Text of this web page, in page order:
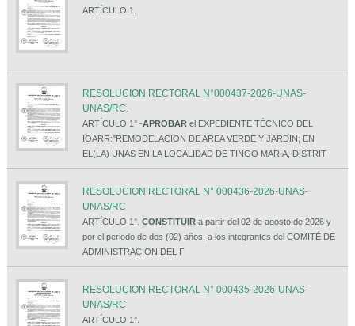
ARTÍCULO 1.
RESOLUCION RECTORAL N°000437-2026-UNAS-
UNAS/RC.
ARTÍCULO 1° -APROBAR el EXPEDIENTE TÉCNICO DEL
IOARR:"REMODELACION DE AREA VERDE Y JARDIN; EN
EL(LA) UNAS EN LA LOCALIDAD DE TINGO MARIA, DISTRIT
RESOLUCION RECTORAL N° 000436-2026-UNAS-
UNAS/RC
ARTÍCULO 1°. CONSTITUIRa partir del 02 de agosto de 2026 y
por el periodo de dos (02) años, a los integrantes del COMITÉ DE
ADMINISTRACION DEL F
RESOLUCION RECTORAL N° 000435-2026-UNAS-
UNAS/RC
ARTÍCULO 1°.